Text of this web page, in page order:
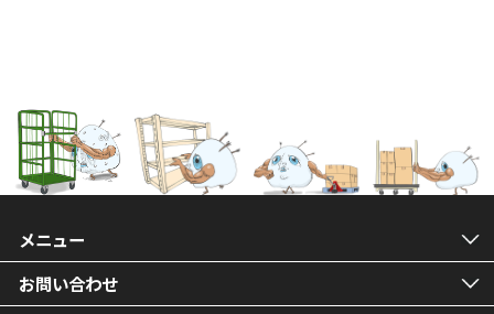
メニュー
お問い合わせ